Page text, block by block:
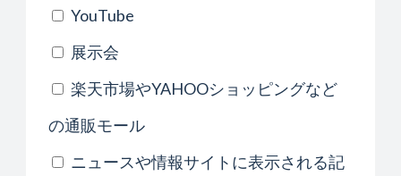
YouTube
展示会
楽天市場やYAHOOショッピングなど
の通販モール
ニュースや情報サイトに表示される記